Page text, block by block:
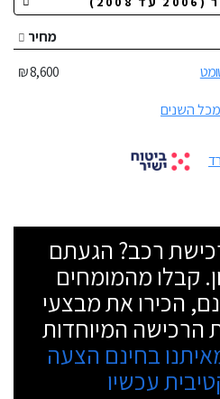
מחיר
8,600 ₪
השנים
רכב? הגעתם
קבלו מהמומחים
הכירו את מבצעי
הרכישה המיוחדות
בחינם הצעה
עכשיו